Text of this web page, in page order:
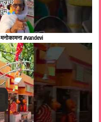
मनोकामना #vandevi